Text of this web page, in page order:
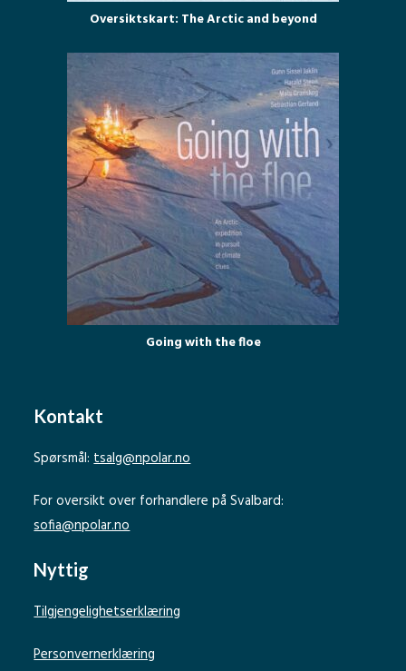
Oversiktskart: The Arctic and beyond
Going with the floe
Kontakt
Spørsmål:tsalg@npolar.no
For oversikt over forhandlere på Svalbard:
sofia@npolar.no
Nyttig
Tilgjengelighetserklæring
Personvernerklæring